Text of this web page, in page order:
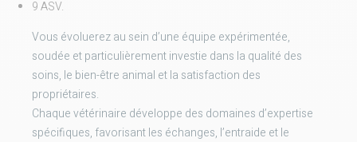
9 ASV.
Vous évoluerez au sein d’une équipe expérimentée,
soudée et particulièrement investie dans la qualité des
soins, le bien-être animal et la satisfaction des
propriétaires.
Chaque vétérinaire développe des domaines d’expertise
spécifiques, favorisant les échanges, l’entraide et le